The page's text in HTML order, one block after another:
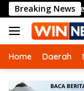
Langsung
ke
konten
Breaking News
Depan Anak
Home Daerah